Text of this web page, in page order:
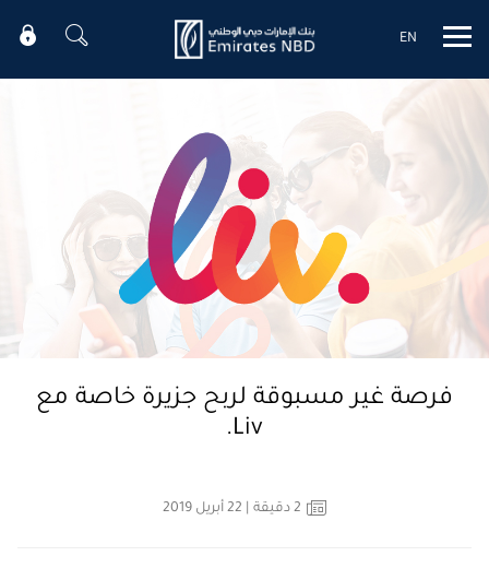
Mobile menu
EN
فرصة غير مسبوقة لربح جزيرة خاصة مع
Liv.
2 دقيقة